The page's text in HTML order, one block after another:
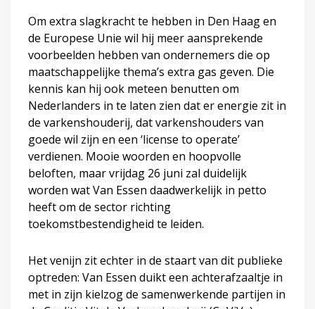
Om extra slagkracht te hebben in Den Haag en
de Europese Unie wil hij meer aansprekende
voorbeelden hebben van ondernemers die op
maatschappelijke thema’s extra gas geven. Die
kennis kan hij ook meteen benutten om
Nederlanders in te laten zien dat er energie zit in
de varkenshouderij, dat varkenshouders van
goede wil zijn en een ‘license to operate’
verdienen. Mooie woorden en hoopvolle
beloften, maar vrijdag 26 juni zal duidelijk
worden wat Van Essen daadwerkelijk in petto
heeft om de sector richting
toekomstbestendigheid te leiden.
Het venijn zit echter in de staart van dit publieke
optreden: Van Essen duikt een achterafzaaltje in
met in zijn kielzog de samenwerkende partijen in